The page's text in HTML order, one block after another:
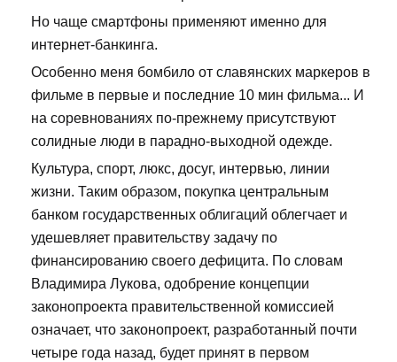
Но чаще смартфоны применяют именно для
интернет-банкинга.
Особенно меня бомбило от славянских маркеров в
фильме в первые и последние 10 мин фильма... И
на соревнованиях по-прежнему присутствуют
солидные люди в парадно-выходной одежде.
Культура, спорт, люкс, досуг, интервью, линии
жизни. Таким образом, покупка центральным
банком государственных облигаций облегчает и
удешевляет правительству задачу по
финансированию своего дефицита. По словам
Владимира Лукова, одобрение концепции
законопроекта правительственной комиссией
означает, что законопроект, разработанный почти
четыре года назад, будет принят в первом